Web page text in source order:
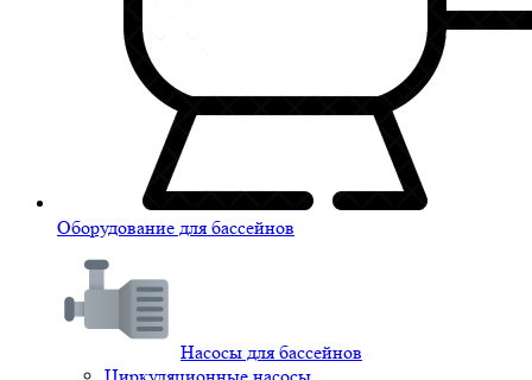
Оборудование для бассейнов
Насосы для бассейнов